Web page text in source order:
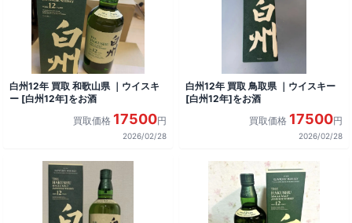
白州12年 買取 和歌山県 ｜ウイスキ
ー [白州12年]をお酒
買取価格 17500円
2026/02/28
白州12年 買取 鳥取県 ｜ウイスキー
[白州12年]をお酒
買取価格 17500円
2026/02/28